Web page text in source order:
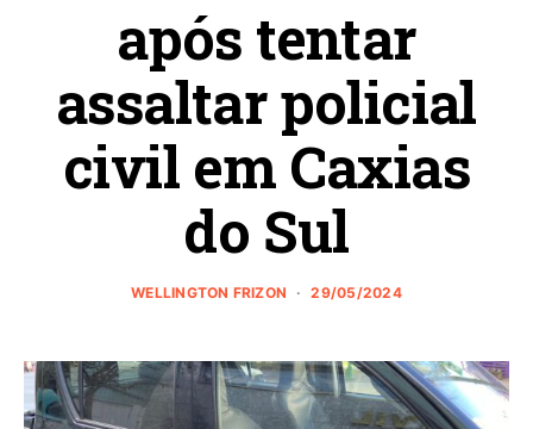
após tentar
assaltar policial
civil em Caxias
do Sul
WELLINGTON FRIZON 29/05/2024